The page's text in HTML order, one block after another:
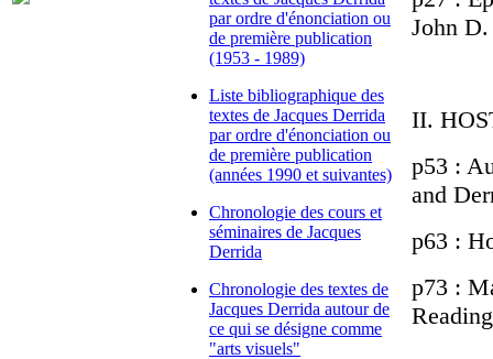
par ordre d'énonciation ou
de première publication
(1953 - 1989)
Liste bibliographique des
textes de Jacques Derrida
par ordre d'énonciation ou
de première publication
(années 1990 et suivantes)
Chronologie des cours et
séminaires de Jacques
Derrida
Chronologie des textes de
Jacques Derrida autour de
ce qui se désigne comme
"arts visuels"
John
II.
p53 :
and
p63 :
p73 :